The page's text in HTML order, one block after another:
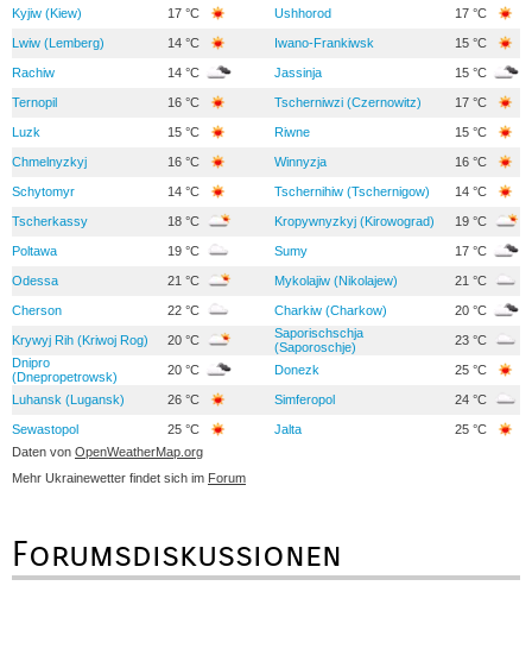
Kyjiw (Kiew)
17 °C Ushhorod 17 °C
Lwiw (Lemberg) 14 °C Iwano-Frankiwsk 15 °C
Rachiw 14 °C Jassinja 15 °C
Ternopil 16 °C Tscherniwzi (Czernowitz) 17 °C
Luzk 15 °C Riwne 15 °C
Chmelnyzkyj 16 °C Winnyzja 16 °C
Schytomyr 14 °C Tschernihiw (Tschernigow) 14 °C
Tscherkassy 18 °C Kropywnyzkyj (Kirowograd) 19 °C
Poltawa 19 °C Sumy 17 °C
Odessa 21 °C Mykolajiw (Nikolajew) 21 °C
Cherson 22 °C Charkiw (Charkow) 20 °C
Krywyj Rih (Kriwoj Rog) 20 °C
Saporischschja
(Saporoschje)
23 °C
Dnipro
(Dnepropetrowsk)
20 °C Donezk 25 °C
Luhansk (Lugansk) 26 °C Simferopol 24 °C
Sewastopol 25 °C Jalta
25 °C
Daten von OpenWeatherMap.org
Mehr Ukrainewetter findet sich im Forum
Forumsdiskussionen